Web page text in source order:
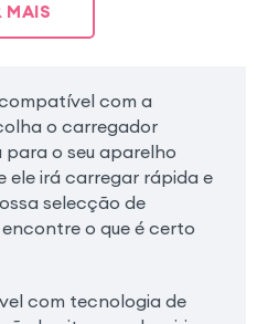
MAIS
com a
o carregador
para o seu aparelho
ele irá carregar rápida e
selecção de
o que é certo
com tecnologia de